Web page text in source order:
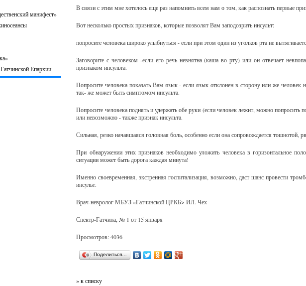
манифест»
Епархии
В связи с этим мне хотелось еще раз напомнить всем нам о том, как распознать первые
Вот несколько простых признаков, которые позволят Вам заподозрить инсульт:
попросите человека широко улыбнуться - если при этом один из уголков рта не
Заговорите с человеком -если его речь невнятна (каша во рту) или он отвечает
признаком инсульта.
Попросите человека показать Вам язык - если язык отклонен в сторону или же
так- же может быть симптомом инсульта.
Попросите человека поднять и удержать обе руки (если человек лежит, можно попросить
или невозможно - также признак инсульта.
Сильная, резко начавшаяся головная боль, особенно если она сопровождается тошнотой,
При обнаружении этих признаков необходимо уложить человека в горизонтальное
ситуации может быть дорога каждая минута!
Именно своевременная, экстренная госпитализация, возможно, даст шанс провести
инсульт.
Врач-невролог МБУЗ «Гатчинской ЦРКБ> ИЛ. Чех
Спектр-Гатчина, № 1 от 15 января
Просмотров: 4036
Поделиться…
» к списку